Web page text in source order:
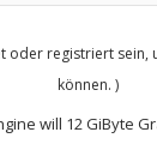
oder registriert sein,
können. )
will 12 GiByte